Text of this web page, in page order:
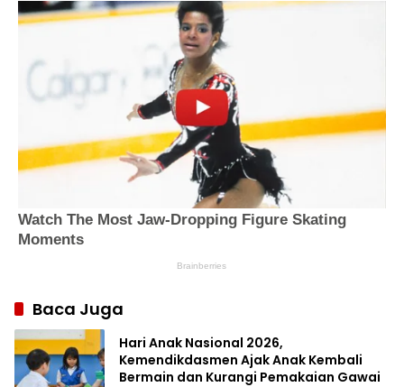
Baca Juga
Hari Anak Nasional 2026,
Kemendikdasmen Ajak Anak Kembali
Bermain dan Kurangi Pemakaian Gawai